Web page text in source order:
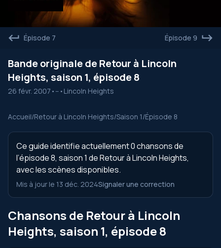
Épisode 7 Épisode 9
Bande originale de Retour à Lincoln
Heights, saison 1, épisode 8
26 févr. 2007 • -- • Lincoln Heights
Accueil/Retour à Lincoln Heights/Saison 1/Épisode 8
Ce guide identifie actuellement 0 chansons de
l’épisode 8, saison 1 de Retour à Lincoln Heights,
avec les scènes disponibles.
Mis à jour le 13 déc. 2024Signaler une correction
Chansons de Retour à Lincoln
Heights, saison 1, épisode 8